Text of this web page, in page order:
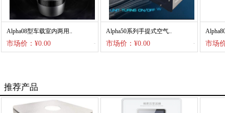
Alpha08型车载室内两用..
市场价：¥0.00
Alpha50系列手提式空气..
市场价：¥0.00 市场
推荐产品